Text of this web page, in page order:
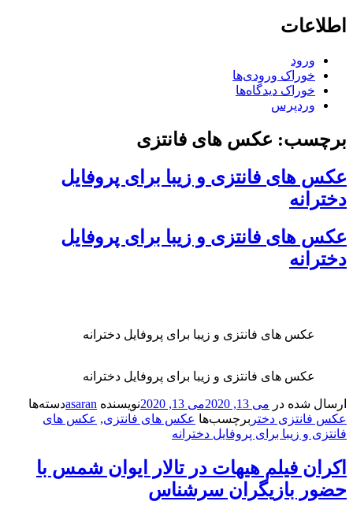
ورودی‌ها
دیدگاه‌ها
عکس های فانتزی
فانتزی و زیبا برای پروفایل
فانتزی و زیبا برای پروفایل
های فانتزی و زیبا برای پروفایل دخترانه
های فانتزی و زیبا برای پروفایل دخترانه
شده درمی 13, 2020 می 13, 2020 نویسندهasaranدسته‌ها
دختر برچسب‌هاعکس های فانتزی,عکس های
زیبا برای پروفایل دخترانه
فیلم هیهات در تالار ایوان شمس با
بازیگران سرشناس